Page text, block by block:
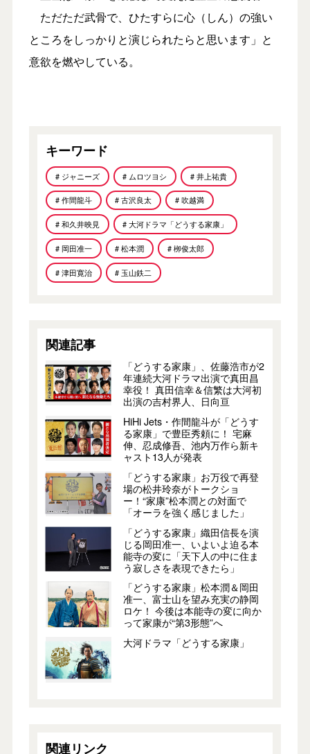
ただただ武骨で、ひたすらに心（しん）の強い
ところをしっかりと演じられたらと思います」と
意欲を燃やしている。
キーワード
# ジャニーズ # ムロツヨシ # 井上祐貴
# 作間龍斗 # 古沢良太 # 吹越満
# 和久井映見 # 大河ドラマ「どうする家康」
# 岡田准一 # 松本潤 # 栁俊太郎
# 津田寛治 # 玉山鉄二
関連記事
「どうする家康」、佐藤浩市が2
年連続大河ドラマ出演で真田昌
幸役！ 真田信幸＆信繁は大河初
出演の吉村界人、日向亘
HiHi Jets・作間龍斗が「どうす
る家康」で豊臣秀頼に！ 宅麻
伸、忍成修吾、池内万作ら新キ
ャスト13人が発表
「どうする家康」お万役で再登
場の松井玲奈がトークショ
ー！“家康”松本潤との対面で
「オーラを強く感じました」
「どうする家康」織田信長を演
じる岡田准一、いよいよ迫る本
能寺の変に「天下人の中に住ま
う寂しさを表現できたら」
「どうする家康」松本潤＆岡田
准一、富士山を望み充実の静岡
ロケ！ 今後は本能寺の変に向か
って家康が“第3形態”へ
大河ドラマ「どうする家康」
関連リンク